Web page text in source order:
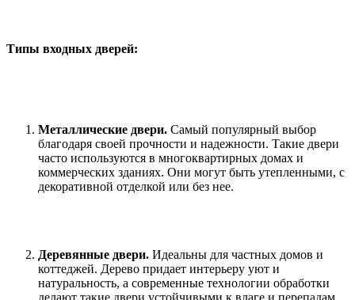
Типы входных дверей:
Металлические двери. Самый популярный выбор
благодаря своей прочности и надежности. Такие двери
часто используются в многоквартирных домах и
коммерческих зданиях. Они могут быть утепленными, с
декоративной отделкой или без нее.
Деревянные двери. Идеальны для частных домов и
коттеджей. Дерево придает интерьеру уют и
натуральность, а современные технологии обработки